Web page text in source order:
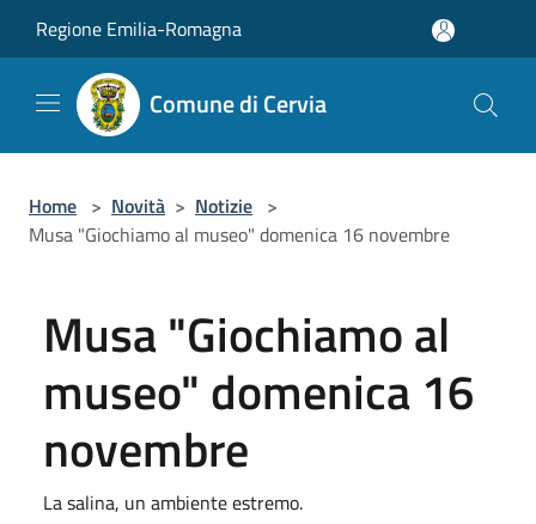
Regione Emilia-Romagna
Comune di Cervia
Home > Novità > Notizie >
Musa "Giochiamo al museo" domenica 16 novembre
Musa "Giochiamo al
museo" domenica 16
novembre
La salina, un ambiente estremo.